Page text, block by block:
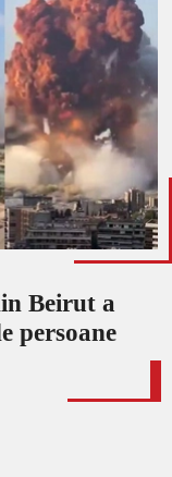
Beirut a
persoane